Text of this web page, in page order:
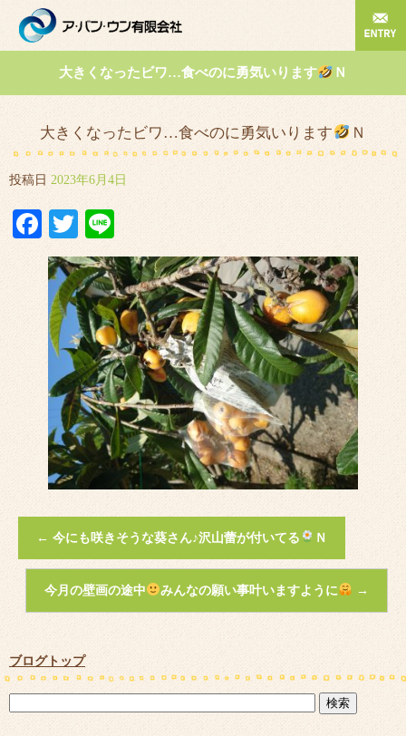
大きくなったビワ…食べのに勇気いります Ｎ
大きくなったビワ…食べのに勇気いります Ｎ
投稿日 2023年6月4日
Facebook
Twitter
← 今にも咲きそうな葵さん♪沢山蕾が付いてる Ｎ
今月の壁画の途中 みんなの願い事叶いますように →
ブログトップ